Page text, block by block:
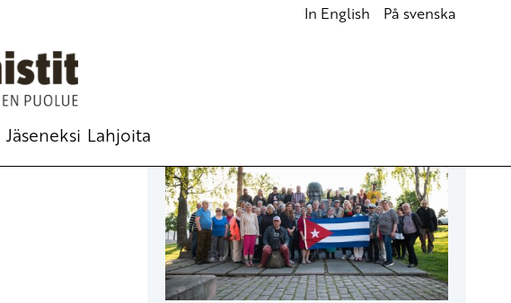
In English På svenska
Jäseneksi Lahjoita